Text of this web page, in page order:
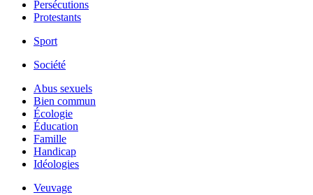
Persécutions
Protestants
Sport
Société
Abus sexuels
Bien commun
Écologie
Éducation
Famille
Handicap
Idéologies
Veuvage